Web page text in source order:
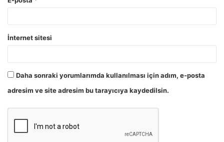
Tekirdağ Vergi
Sakarya İdare Bilecik
Kocaeli İdare
İnternet sitesi
Daha sonraki yorumlarımda kullanılması için adım, e-posta
adresim ve site adresim bu tarayıcıya kaydedilsin.